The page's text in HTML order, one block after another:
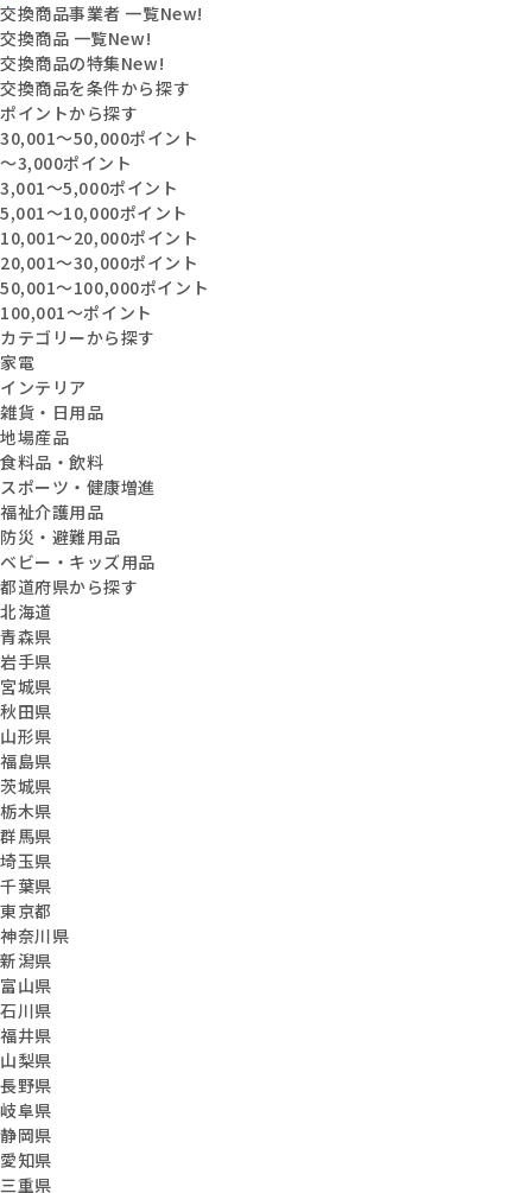
交換商品事業者 一覧New!
交換商品 一覧New!
交換商品の特集New!
交換商品を条件から探す
ポイントから探す
30,001〜50,000ポイント
〜3,000ポイント
3,001〜5,000ポイント
5,001〜10,000ポイント
10,001〜20,000ポイント
20,001〜30,000ポイント
50,001〜100,000ポイント
100,001〜ポイント
カテゴリーから探す
家電
インテリア
雑貨・日用品
地場産品
食料品・飲料
スポーツ・健康増進
福祉介護用品
防災・避難用品
ベビー・キッズ用品
都道府県から探す
北海道
青森県
岩手県
宮城県
秋田県
山形県
福島県
茨城県
栃木県
群馬県
埼玉県
千葉県
東京都
神奈川県
新潟県
富山県
石川県
福井県
山梨県
長野県
岐阜県
静岡県
愛知県
三重県